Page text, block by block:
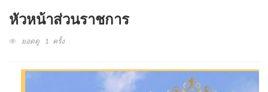
หัวหน้าส่วนราชการ
ยอดดู 1 ครั้ง